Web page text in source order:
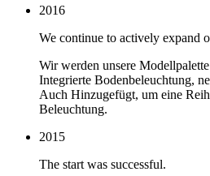
2016
We continue to actively expand
Wir werden unsere
Integrierte Bodenbeleuchtung,
Auch Hinzugefügt, um eine
Beleuchtung.
2015
The start was successful.